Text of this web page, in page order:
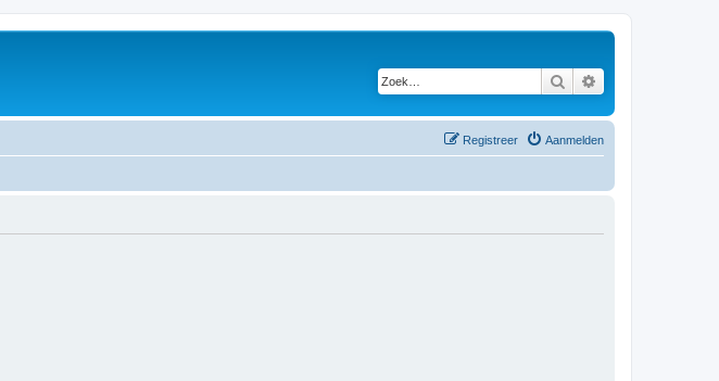
Zoek
Aanmelden
Registreer